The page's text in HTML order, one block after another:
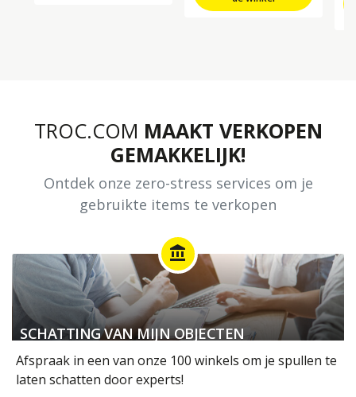
TROC.COM MAAKT VERKOPEN
GEMAKKELIJK!
Ontdek onze zero-stress services om je
gebruikte items te verkopen
account_balance
SCHATTING VAN MIJN OBJECTEN
Afspraak in een van onze 100 winkels om je spullen te
laten schatten door experts!